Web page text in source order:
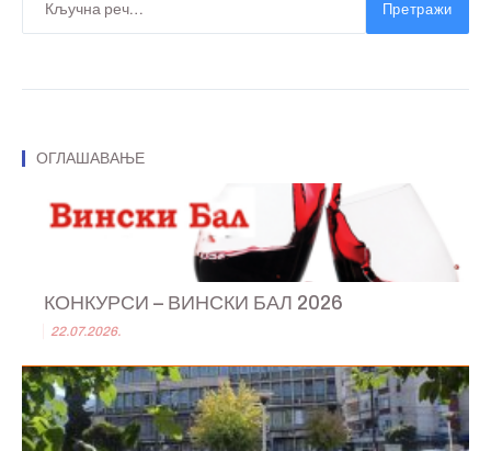
Претражи
ОГЛАШАВАЊЕ
КОНКУРСИ – ВИНСКИ БАЛ 2026
22.07.2026.